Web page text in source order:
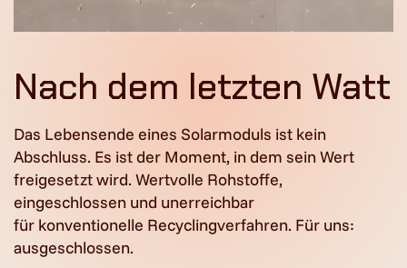
Nach dem letzten Watt
Das Lebensende eines Solarmoduls ist kein
Abschluss. Es ist der Moment, in dem sein Wert
freigesetzt wird. Wertvolle Rohstoffe,
eingeschlossen und unerreichbar
für konventionelle Recyclingverfahren. Für uns:
ausgeschlossen.